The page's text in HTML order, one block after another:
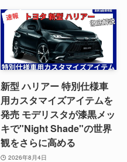
新型 ハリアー 特別仕様車
用カスタマイズアイテムを
発売 モデリスタが漆黒メッ
キで"Night Shade"の世界
観をさらに高める
2026年8月4日